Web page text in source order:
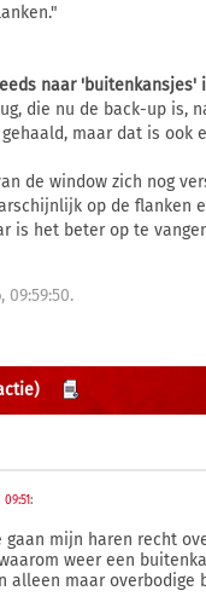
naar 'buitenkansjes'
die nu de back-up is,
maar dat is ook
de window zich nog
op de
is het beter op te
:
gaan mijn haren recht
weer een
alleen maar overbodige